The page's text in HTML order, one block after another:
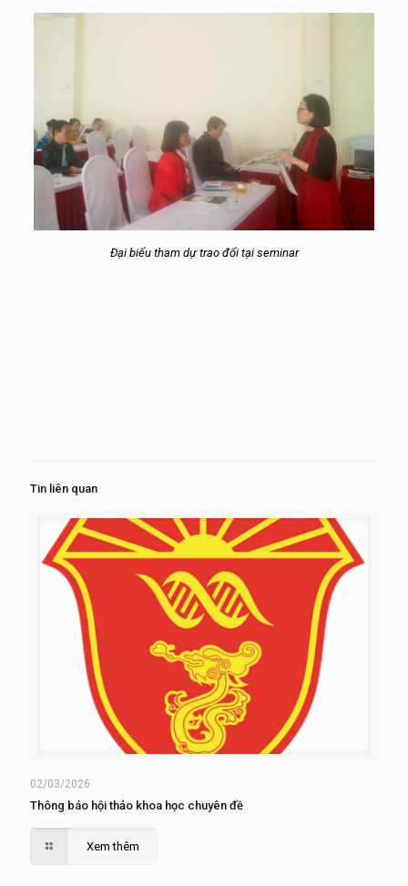
Đại biểu tham dự trao đổi tại seminar
Tin liên quan
02/03/2026
Thông báo hội thảo khoa học chuyên đề
Xem thêm